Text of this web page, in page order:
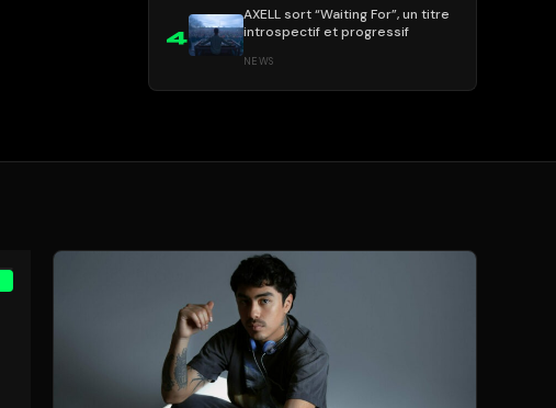
4
AXELL sort “Waiting For”, un titre
introspectif et progressif
NEWS